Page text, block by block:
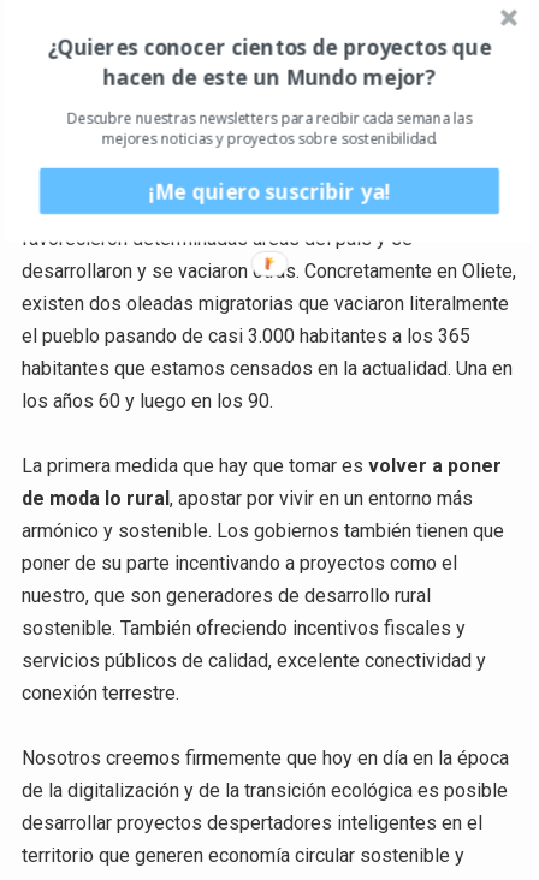
la terrible despoblación y abandonoque sufren muchas
áreas de interior. Un país no está desarrollado si no
está vertebrado y todo su territorio genera riqueza y
es capaz de ofrecer bienestar en cualquier lugar
La despoblación empezó muchos años atrás cuando se
favorecieron determinadas áreas del país y se
desarrollaron y se vaciaron otras. Concretamente en Oliete,
existen dos oleadas migratorias que vaciaron literalmente
el pueblo pasando de casi 3.000 habitantes a los 365
habitantes que estamos censados en la actualidad. Una en
los años 60 y luego en los 90.
La primera medida que hay que tomar es volver a poner
de moda lo rural , apostar por vivir en un entorno más
armónico y sostenible. Los gobiernos también tienen que
poner de su parte incentivando a proyectos como el
nuestro, que son generadores de desarrollo rural
sostenible. También ofreciendo incentivos fiscales y
servicios públicos de calidad, excelente conectividad y
conexión terrestre.
Nosotros creemos firmemente que hoy en día en la época
de la digitalización y de la transición ecológica es posible
desarrollar proyectos despertadores inteligentes en el
territorio que generen economía circular sostenible y
¿Quieres conocer cientos de proyectos que
hacen de este un Mundo mejor?
Descubre nuestras newsletters para recibir cada semana las
mejores noticias y proyectos sobre sostenibilidad.
¡Me quiero suscribir ya!